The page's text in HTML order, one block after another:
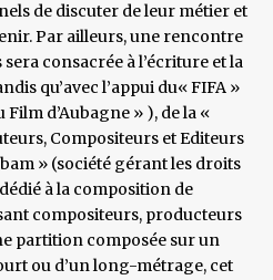
de discuter de leur métier et
Par ailleurs, une rencontre
consacrée à l’écriture et la
qu’avec l’appui du« FIFA »
d’Aubagne » ), de la «
Compositeurs et Editeurs
» (société gérant les droits
à la composition de
compositeurs, producteurs
partition composée sur un
ou d’un long-métrage, cet